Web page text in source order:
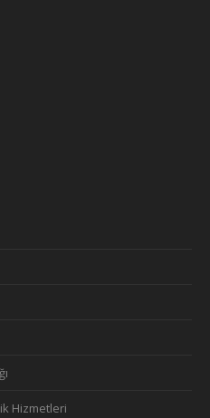
Hizmetleri